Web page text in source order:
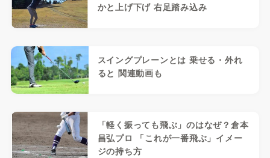
かと上げ下げ 右足踏み込み
スイングプレーンとは 乗せる・外れ
ると 関連動画も
「軽く振っても飛ぶ」のはなぜ？倉本
昌弘プロ 「これが一番飛ぶ」イメー
ジの持ち方